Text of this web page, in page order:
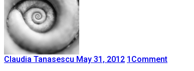
Claudia Tanasescu May 31, 2012 1 Comment